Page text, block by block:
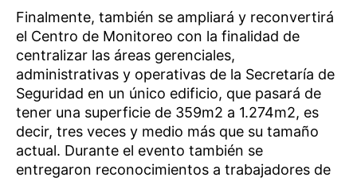
Finalmente, también se ampliará y reconvertirá
el Centro de Monitoreo con la finalidad de
centralizar las áreas gerenciales,
administrativas y operativas de la Secretaría de
Seguridad en un único edificio, que pasará de
tener una superficie de 359m2 a 1.274m2, es
decir, tres veces y medio más que su tamaño
actual. Durante el evento también se
entregaron reconocimientos a trabajadores de